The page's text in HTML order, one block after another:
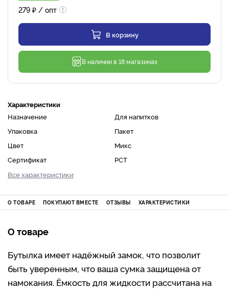
279 ₽ / опт
В корзину
В наличии в 18 магазинах
Характеристики
Назначение
Для напитков
Упаковка
Пакет
Цвет
Микс
Сертификат
РСТ
Все характеристики
О ТОВАРЕ ПОКУПАЮТ ВМЕСТЕ ОТЗЫВЫ ХАРАКТЕРИСТИКИ
О товаре
Бутылка имеет надёжный замок, что позволит
быть уверенным, что ваша сумка защищена от
намокания. Ёмкость для жидкости рассчитана на